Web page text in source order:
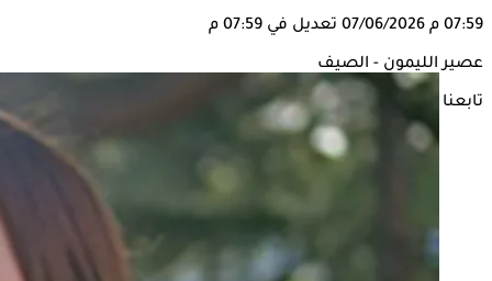
07:59 م 07/06/2026 تعديل في 07:59 م
عصير الليمون - الصيف
تابعنا على